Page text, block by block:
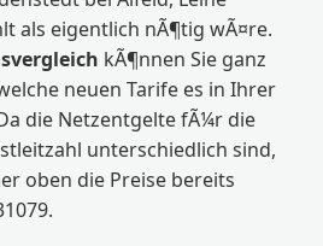
als eigentlich nÃ¶tig wÃ¤re.
kÃ¶nnen Sie ganz
neuen Tarife es in Ihrer
die Netzentgelte fÃ¼r die
unterschiedlich sind,
oben die Preise bereits